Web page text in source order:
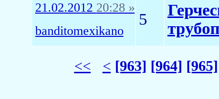
21.02.2012 20:28 »
banditomexikano
5
<< < [963] [964] [965]